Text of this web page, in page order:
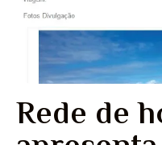
Rede de